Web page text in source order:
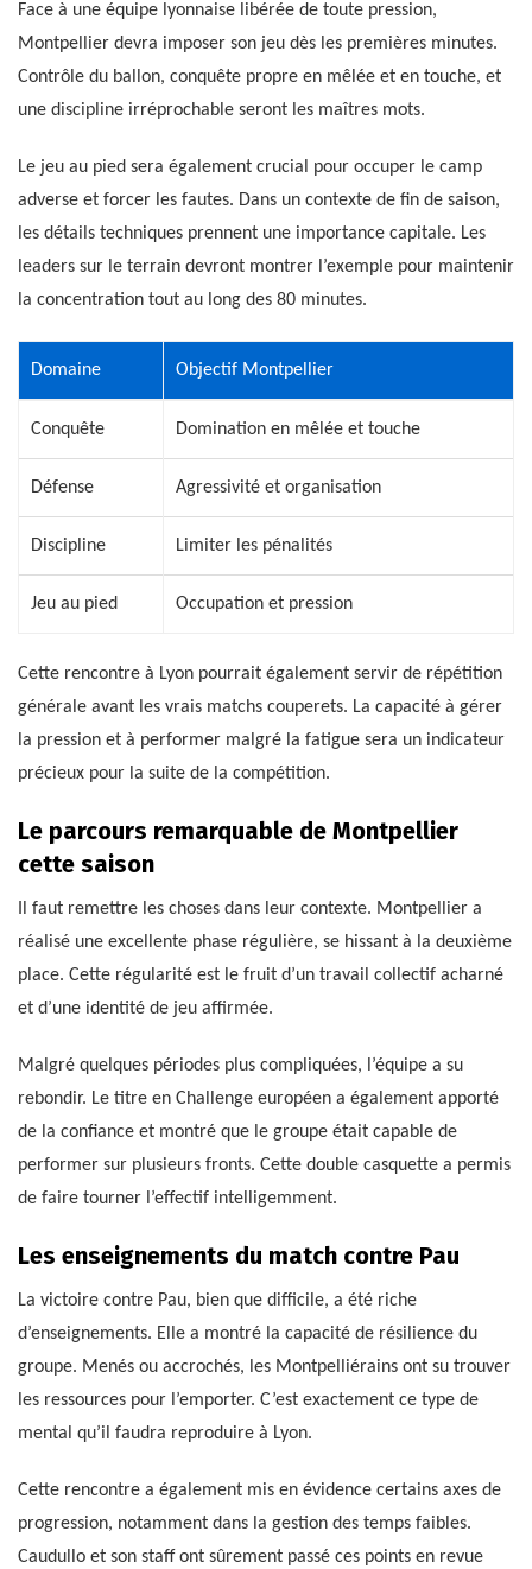
Face à une équipe lyonnaise libérée de toute pression,
Montpellier devra imposer son jeu dès les premières minutes.
Contrôle du ballon, conquête propre en mêlée et en touche, et
une discipline irréprochable seront les maîtres mots.
Le jeu au pied sera également crucial pour occuper le camp
adverse et forcer les fautes. Dans un contexte de fin de saison,
les détails techniques prennent une importance capitale. Les
leaders sur le terrain devront montrer l’exemple pour maintenir
la concentration tout au long des 80 minutes.
Domaine Objectif Montpellier
Conquête Domination en mêlée et touche
Défense Agressivité et organisation
Discipline Limiter les pénalités
Jeu au pied Occupation et pression
Cette rencontre à Lyon pourrait également servir de répétition
générale avant les vrais matchs couperets. La capacité à gérer
la pression et à performer malgré la fatigue sera un indicateur
précieux pour la suite de la compétition.
Le parcours remarquable de Montpellier
cette saison
Il faut remettre les choses dans leur contexte. Montpellier a
réalisé une excellente phase régulière, se hissant à la deuxième
place. Cette régularité est le fruit d’un travail collectif acharné
et d’une identité de jeu affirmée.
Malgré quelques périodes plus compliquées, l’équipe a su
rebondir. Le titre en Challenge européen a également apporté
de la confiance et montré que le groupe était capable de
performer sur plusieurs fronts. Cette double casquette a permis
de faire tourner l’effectif intelligemment.
Les enseignements du match contre Pau
La victoire contre Pau, bien que difficile, a été riche
d’enseignements. Elle a montré la capacité de résilience du
groupe. Menés ou accrochés, les Montpelliérains ont su trouver
les ressources pour l’emporter. C’est exactement ce type de
mental qu’il faudra reproduire à Lyon.
Cette rencontre a également mis en évidence certains axes de
progression, notamment dans la gestion des temps faibles.
Caudullo et son staff ont sûrement passé ces points en revue